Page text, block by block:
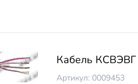
Кабель КСВЭВГ
Артикул: 0009453